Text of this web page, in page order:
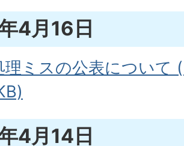
4月16日
理ミスの公表について
4月14日